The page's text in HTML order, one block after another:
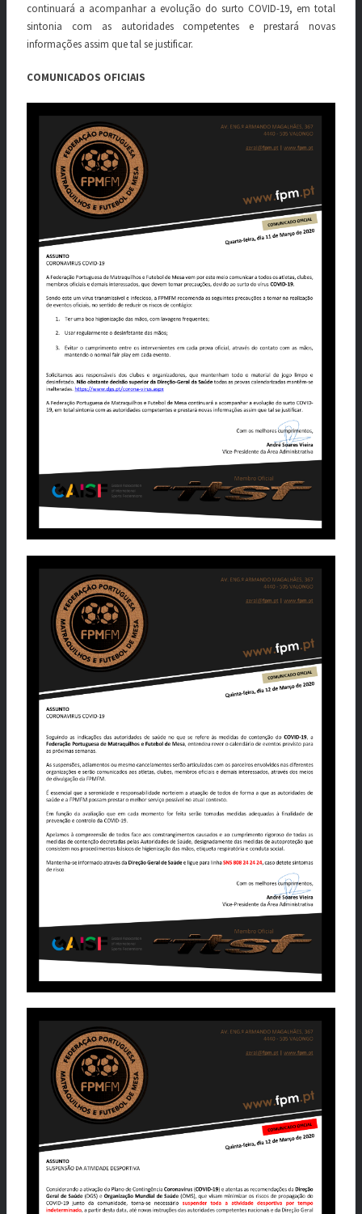
continuará a acompanhar a evolução do surto COVID-19, em total
sintonia com as autoridades competentes e prestará novas
informações assim que tal se justificar.
COMUNICADOS OFICIAIS